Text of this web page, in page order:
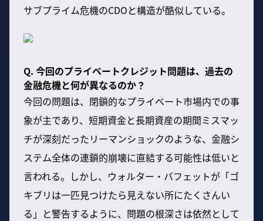
サブプライム危機のCDOと構造が酷似している。
Q. 今回のプライベートクレジット問題は、過去の
金融危機と何が異なるのか？
今回の問題は、閉鎖的なプライベート市場内での事
象が主であり、短期資金と長期資産の期間ミスマッ
チが深刻だったリーマンショックのような、金融シ
ステム全体の連鎖的崩壊に直結する可能性は低いと
言われる。しかし、ウォルター・バフェットが「ゴ
キブリは一匹見つけたら見えない所にたくさんい
る」と警告するように、問題の根深さは依然として